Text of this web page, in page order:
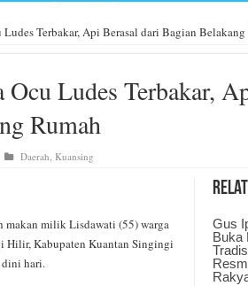
Terbakar, Api Berasal dari Bagian Belakang
Ludes Terbakar,
Rumah
Daerah, Kuansing
Gus
Buka
makan milik Lisdawati (55) warga
Hilir, Kabupaten Kuantan Singingi
dini hari.